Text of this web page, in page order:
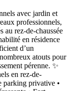
avec jardin et
professionnels,
au rez-de-chaussée
en résidence
d’un
atouts pour
pérenne. ✨
en rez-de-
parking privative •